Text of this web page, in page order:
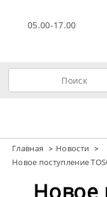
05.00-17.00
Главная > Новости >
Новое поступление